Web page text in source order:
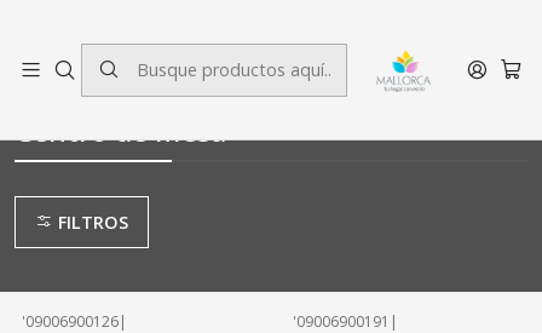
Inicio Decoración Centro de Mesa
Centro de Mesa
FILTROS
'09006900126| '09006900191 |